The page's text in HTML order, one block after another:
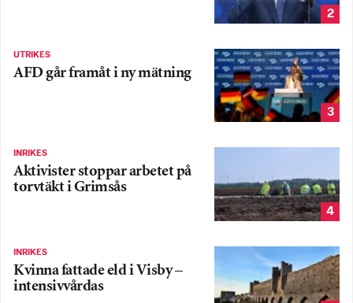
2
UTRIKES
AFD går framåt i ny mätning
3
INRIKES
Aktivister stoppar arbetet på
torvtäkt i Grimsås
4
INRIKES
Kvinna fattade eld i Visby –
intensivvårdas